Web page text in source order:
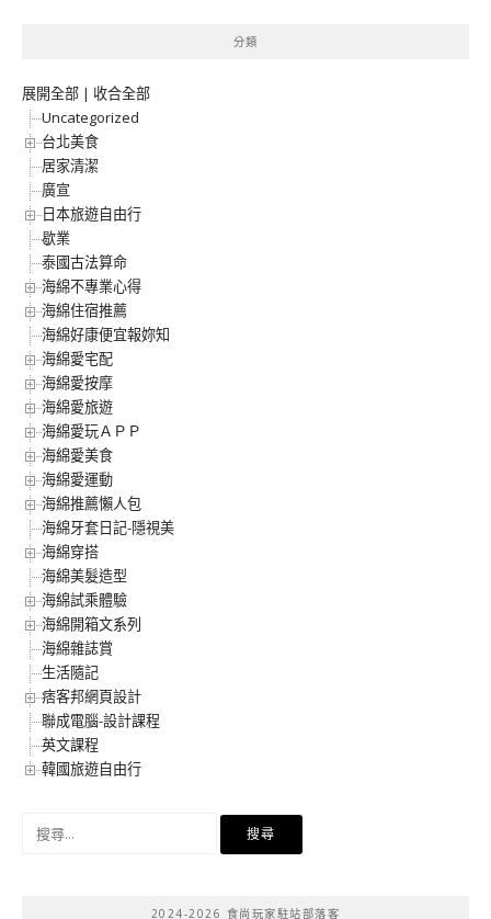
分類
展開全部 | 收合全部
Uncategorized
台北美食
居家清潔
廣宣
日本旅遊自由行
歇業
泰國古法算命
海綿不專業心得
海綿住宿推薦
海綿好康便宜報妳知
海綿愛宅配
海綿愛按摩
海綿愛旅遊
海綿愛玩ＡＰＰ
海綿愛美食
海綿愛運動
海綿推薦懶人包
海綿牙套日記-隱視美
海綿穿搭
海綿美髮造型
海綿試乘體驗
海綿開箱文系列
海綿雜誌賞
生活隨記
痞客邦網頁設計
聯成電腦-設計課程
英文課程
韓國旅遊自由行
2024-2026 食尚玩家駐站部落客